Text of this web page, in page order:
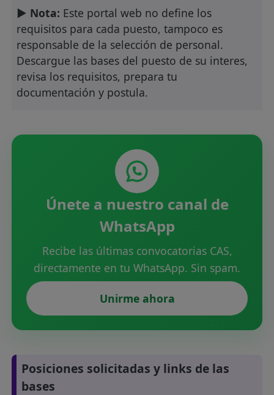
► Nota: Este portal web no define los
requisitos para cada puesto, tampoco es
responsable de la selección de personal.
Descargue las bases del puesto de su interes,
revisa los requisitos, prepara tu
documentación y postula.
Únete a nuestro canal de
WhatsApp
Recibe las últimas convocatorias CAS,
directamente en tu WhatsApp. Sin spam.
Unirme ahora
Posiciones solicitadas y links de las
bases